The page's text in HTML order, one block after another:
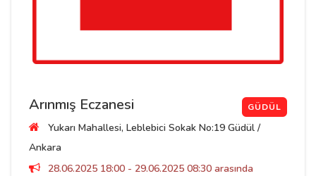
Arınmış Eczanesi GÜDÜL
Yukarı Mahallesi, Leblebici Sokak No:19 Güdül /
Ankara
28.06.2025 18:00 - 29.06.2025 08:30 arasında